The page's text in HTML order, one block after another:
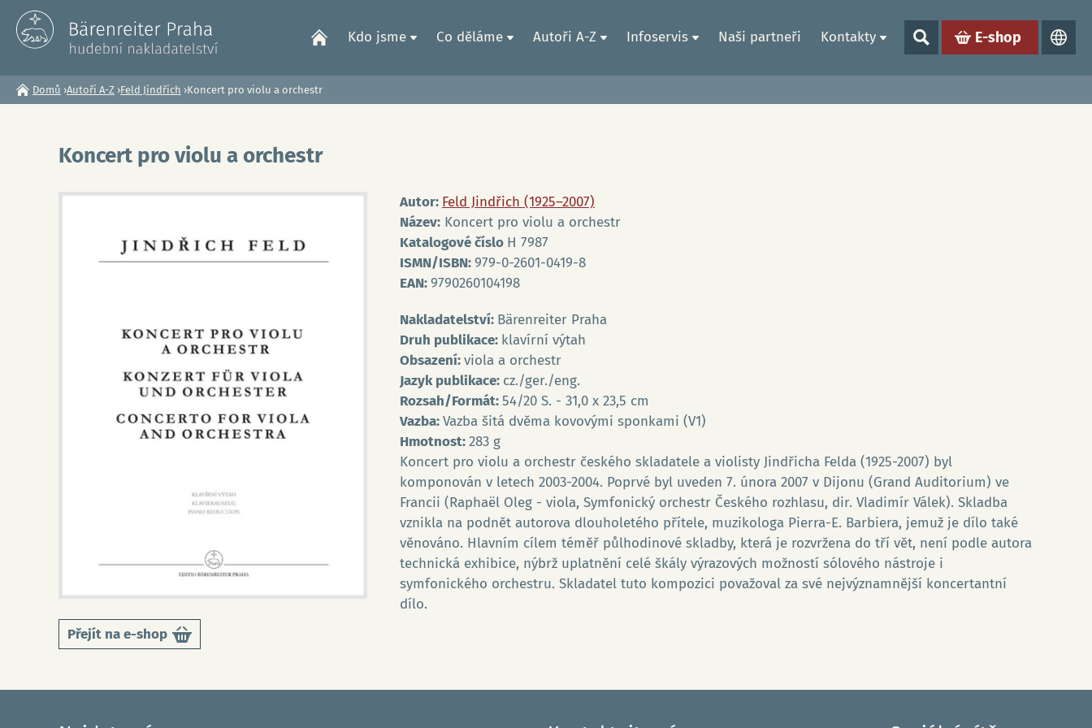
Kdo jsme Co děláme Autoři A-Z Infoservis Naši partneři Kontakty E-shop
Domů ›Autoři A-Z ›Feld Jindřich ›Koncert pro violu a orchestr
Koncert pro violu a orchestr
Přejít na e-shop
Autor: Feld Jindřich (1925–2007)
Název: Koncert pro violu a orchestr
Katalogové číslo H 7987
ISMN/ISBN:979-0-2601-0419-8
EAN:9790260104198
Nakladatelství: Bärenreiter Praha
Druh publikace: klavírní výtah
Obsazení:viola a orchestr
Jazyk publikace: cz./ger./eng.
Rozsah/Formát:54/20 S. - 31,0 x 23,5 cm
Vazba:Vazba šitá dvěma kovovými sponkami (V1)
Hmotnost:283 g
Koncert pro violu a orchestr českého skladatele a violisty Jindřicha Felda (1925-2007) byl
komponován v letech 2003-2004. Poprvé byl uveden 7. února 2007 v Dijonu (Grand Auditorium) ve
Francii (Raphaël Oleg - viola, Symfonický orchestr Českého rozhlasu, dir. Vladimír Válek). Skladba
vznikla na podnět autorova dlouholetého přítele, muzikologa Pierra-E. Barbiera, jemuž je dílo také
věnováno. Hlavním cílem téměř půlhodinové skladby, která je rozvržena do tří vět, není podle autora
technická exhibice, nýbrž uplatnění celé škály výrazových možností sólového nástroje i
symfonického orchestru. Skladatel tuto kompozici považoval za své nejvýznamnější koncertantní
dílo.